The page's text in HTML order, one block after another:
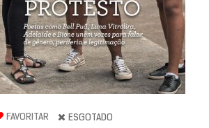
FAVORITAR ESGOTADO